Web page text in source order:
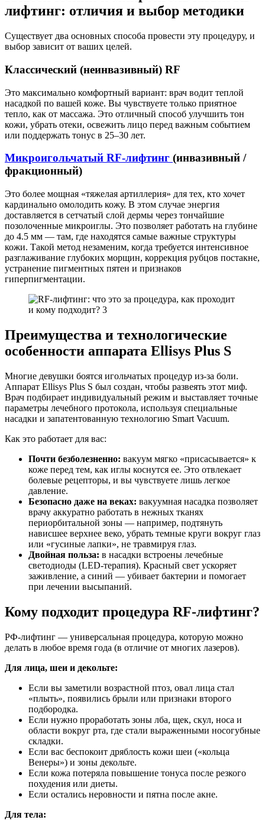
лифтинг: отличия и выбор методики
Существует два основных способа провести эту процедуру, и
выбор зависит от ваших целей.
Классический (неинвазивный) RF
Это максимально комфортный вариант: врач водит теплой
насадкой по вашей коже. Вы чувствуете только приятное
тепло, как от массажа. Это отличный способ улучшить тон
кожи, убрать отеки, освежить лицо перед важным событием
или поддержать тонус в 25–30 лет.
Микроигольчатый RF-лифтинг (инвазивный /
фракционный)
Это более мощная «тяжелая артиллерия» для тех, кто хочет
кардинально омолодить кожу. В этом случае энергия
доставляется в сетчатый слой дермы через тончайшие
позолоченные микроиглы. Это позволяет работать на глубине
до 4.5 мм — там, где находятся самые важные структуры
кожи. Такой метод незаменим, когда требуется интенсивное
разглаживание глубоких морщин, коррекция рубцов постакне,
устранение пигментных пятен и признаков
гиперпигментации.
Преимущества и технологические
особенности аппарата Ellisys Plus S
Многие девушки боятся игольчатых процедур из-за боли.
Аппарат Ellisys Plus S был создан, чтобы развеять этот миф.
Врач подбирает индивидуальный режим и выставляет точные
параметры лечебного протокола, используя специальные
насадки и запатентованную технологию Smart Vacuum.
Как это работает для вас:
Почти безболезненно: вакуум мягко «присасывается» к
коже перед тем, как иглы коснутся ее. Это отвлекает
болевые рецепторы, и вы чувствуете лишь легкое
давление.
Безопасно даже на веках: вакуумная насадка позволяет
врачу аккуратно работать в нежных тканях
периорбитальной зоны — например, подтянуть
нависшее верхнее веко, убрать темные круги вокруг глаз
или «гусиные лапки», не травмируя глаз.
Двойная польза: в насадки встроены лечебные
светодиоды (LED-терапия). Красный свет ускоряет
заживление, а синий — убивает бактерии и помогает
при лечении высыпаний.
Кому подходит процедура RF-лифтинг?
РФ-лифтинг — универсальная процедура, которую можно
делать в любое время года (в отличие от многих лазеров).
Для лица, шеи и декольте:
Если вы заметили возрастной птоз, овал лица стал
«плыть», появились брыли или признаки второго
подбородка.
Если нужно проработать зоны лба, щек, скул, носа и
области вокруг рта, где стали выраженными носогубные
складки.
Если вас беспокоит дряблость кожи шеи («кольца
Венеры») и зоны декольте.
Если кожа потеряла повышение тонуса после резкого
похудения или диеты.
Если остались неровности и пятна после акне.
Для тела: